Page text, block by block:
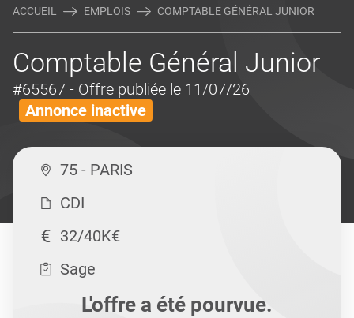
ACCUEIL EMPLOIS COMPTABLE GÉNÉRAL JUNIOR
Comptable Général Junior
#65567 - Offre publiée le 11/07/26
Annonce inactive
75 - PARIS
CDI
32/40K€
Sage
L'offre a été pourvue.